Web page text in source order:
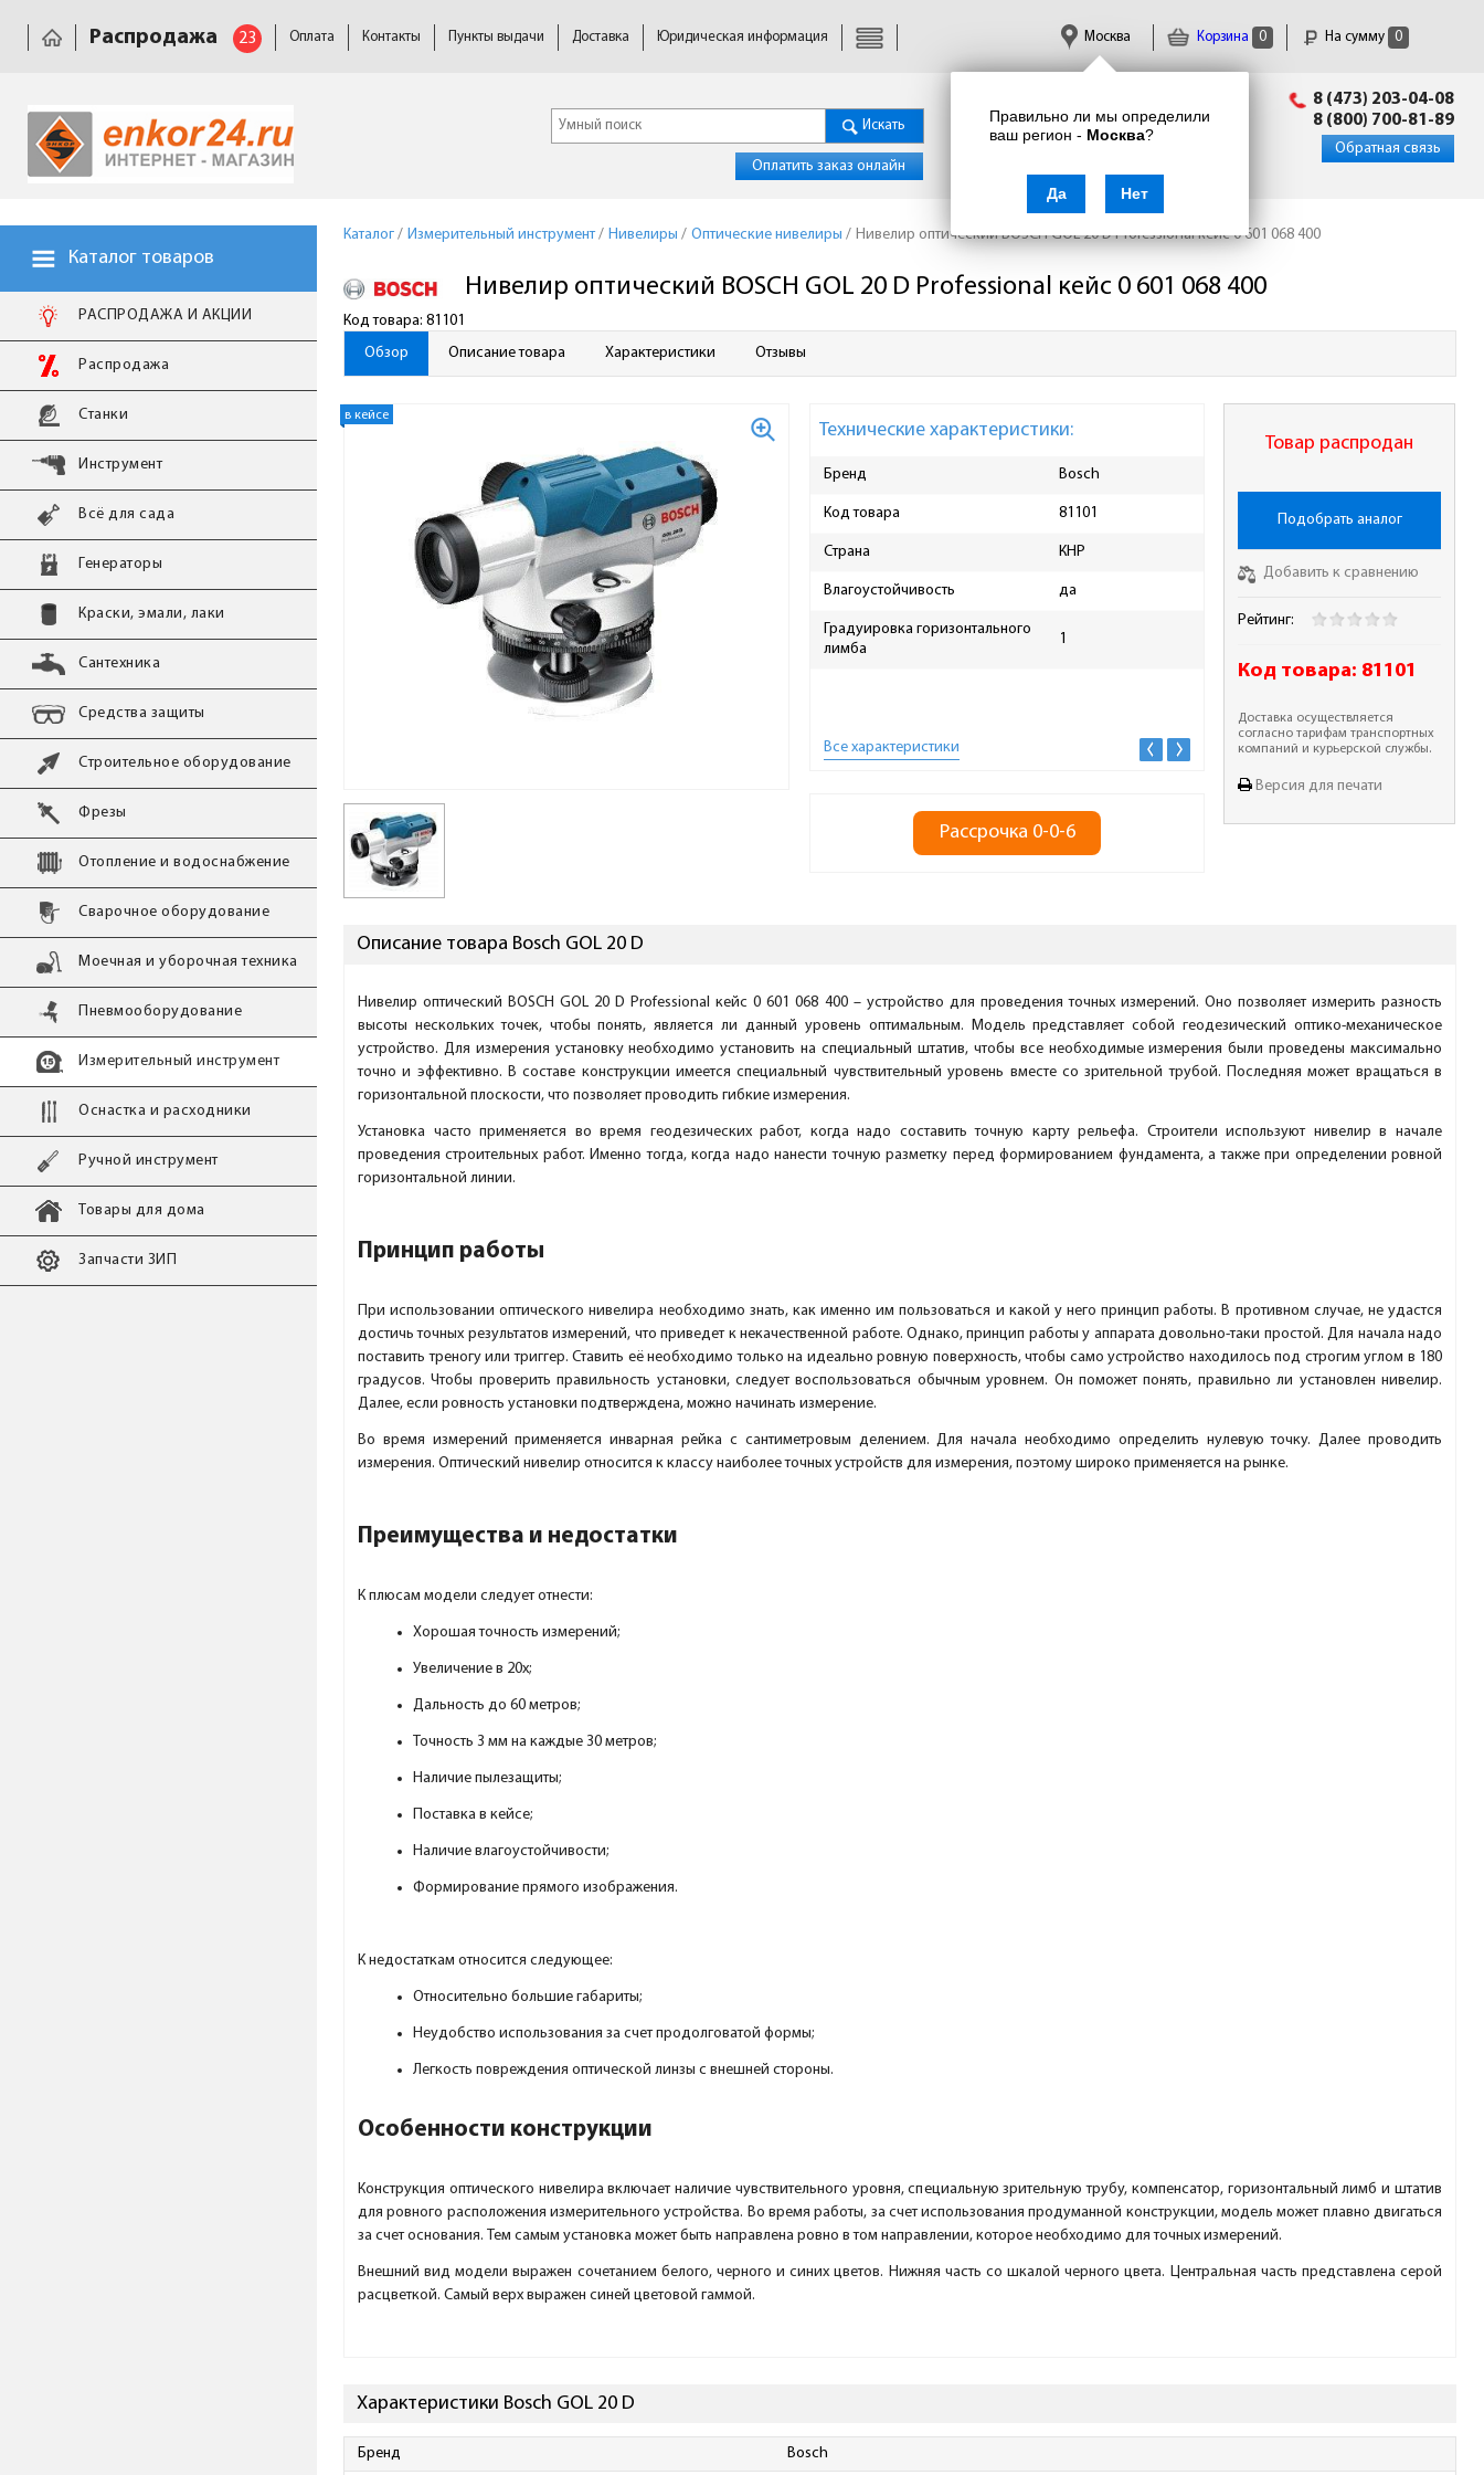
Корзина 0 На сумму 0
Правильно ли мы определили
ваш регион - Москва?
Да Нет
Москва
Распродажа 23 Оплата Контакты Пункты выдачи Доставка Юридическая информация
Искать
Оплатить заказ онлайн
info@enkor24.ru
8 (473) 203-04-08
8 (800) 700-81-89
Обратная связь
Каталог товаров
РАСПРОДАЖА И АКЦИИ
Распродажа
Станки
Инструмент
Всё для сада
Генераторы
Краски, эмали, лаки
Сантехника
Средства защиты
Строительное оборудование
Фрезы
Отопление и водоснабжение
Сварочное оборудование
Моечная и уборочная техника
Пневмооборудование
Измерительный инструмент
Оснастка и расходники
Ручной инструмент
Товары для дома
Запчасти ЗИП
Каталог / Измерительный инструмент/ Нивелиры / Оптические нивелиры / Нивелир оптический BOSCH GOL 20 D Professional кейс 0 601 068 400
Код товара: 81101
Нивелир оптический BOSCH GOL 20 D Professional кейс 0 601 068 400
Обзор Описание товара Характеристики Отзывы
в кейсе
Технические характеристики:
Бренд Bosch
Код товара 81101
Страна КНР
Влагоустойчивость да
Градуировка горизонтального
лимба
1
Максимальная рабочая
Минимальная рабочая
Минимальное расстояние
Все характеристики
Рассрочка 0-0-6
Товар распродан
Подобрать аналог
Добавить к сравнению
Рейтинг:
Код товара: 81101
Доставка осуществляется
согласно тарифам транспортных
компаний и курьерской службы.
Версия для печати
Описание товара Bosch GOL 20 D
Нивелир оптический BOSCH GOL 20 D Professional кейс 0 601 068 400 – устройство для проведения точных измерений. Оно позволяет измерить разность
высоты нескольких точек, чтобы понять, является ли данный уровень оптимальным. Модель представляет собой геодезический оптико-механическое
устройство. Для измерения установку необходимо установить на специальный штатив, чтобы все необходимые измерения были проведены максимально
точно и эффективно. В составе конструкции имеется специальный чувствительный уровень вместе со зрительной трубой. Последняя может вращаться в
горизонтальной плоскости, что позволяет проводить гибкие измерения.
Установка часто применяется во время геодезических работ, когда надо составить точную карту рельефа. Строители используют нивелир в начале
проведения строительных работ. Именно тогда, когда надо нанести точную разметку перед формированием фундамента, а также при определении ровной
горизонтальной линии.
Принцип работы
При использовании оптического нивелира необходимо знать, как именно им пользоваться и какой у него принцип работы. В противном случае, не удастся
достичь точных результатов измерений, что приведет к некачественной работе. Однако, принцип работы у аппарата довольно-таки простой. Для начала надо
поставить треногу или триггер. Ставить её необходимо только на идеально ровную поверхность, чтобы само устройство находилось под строгим углом в 180
градусов. Чтобы проверить правильность установки, следует воспользоваться обычным уровнем. Он поможет понять, правильно ли установлен нивелир.
Далее, если ровность установки подтверждена, можно начинать измерение.
Во время измерений применяется инварная рейка с сантиметровым делением. Для начала необходимо определить нулевую точку. Далее проводить
измерения. Оптический нивелир относится к классу наиболее точных устройств для измерения, поэтому широко применяется на рынке.
Преимущества и недостатки
К плюсам модели следует отнести:
Хорошая точность измерений;
Увеличение в 20х;
Дальность до 60 метров;
Точность 3 мм на каждые 30 метров;
Наличие пылезащиты;
Поставка в кейсе;
Наличие влагоустойчивости;
Формирование прямого изображения.
К недостаткам относится следующее:
Относительно большие габариты;
Неудобство использования за счет продолговатой формы;
Легкость повреждения оптической линзы с внешней стороны.
Особенности конструкции
Конструкция оптического нивелира включает наличие чувствительного уровня, специальную зрительную трубу, компенсатор, горизонтальный лимб и штатив
для ровного расположения измерительного устройства. Во время работы, за счет использования продуманной конструкции, модель может плавно двигаться
за счет основания. Тем самым установка может быть направлена ровно в том направлении, которое необходимо для точных измерений.
Внешний вид модели выражен сочетанием белого, черного и синих цветов. Нижняя часть со шкалой черного цвета. Центральная часть представлена серой
расцветкой. Самый верх выражен синей цветовой гаммой.
Характеристики Bosch GOL 20 D
Бренд Bosch